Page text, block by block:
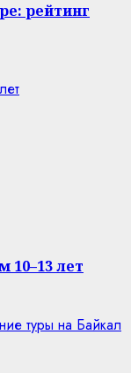
рейтинг
10–13 лет
туры на Байкал